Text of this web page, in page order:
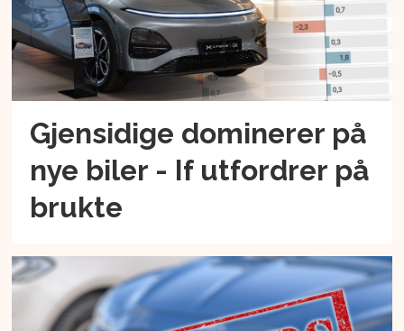
Gjensidige dominerer på
nye biler - If utfordrer på
brukte